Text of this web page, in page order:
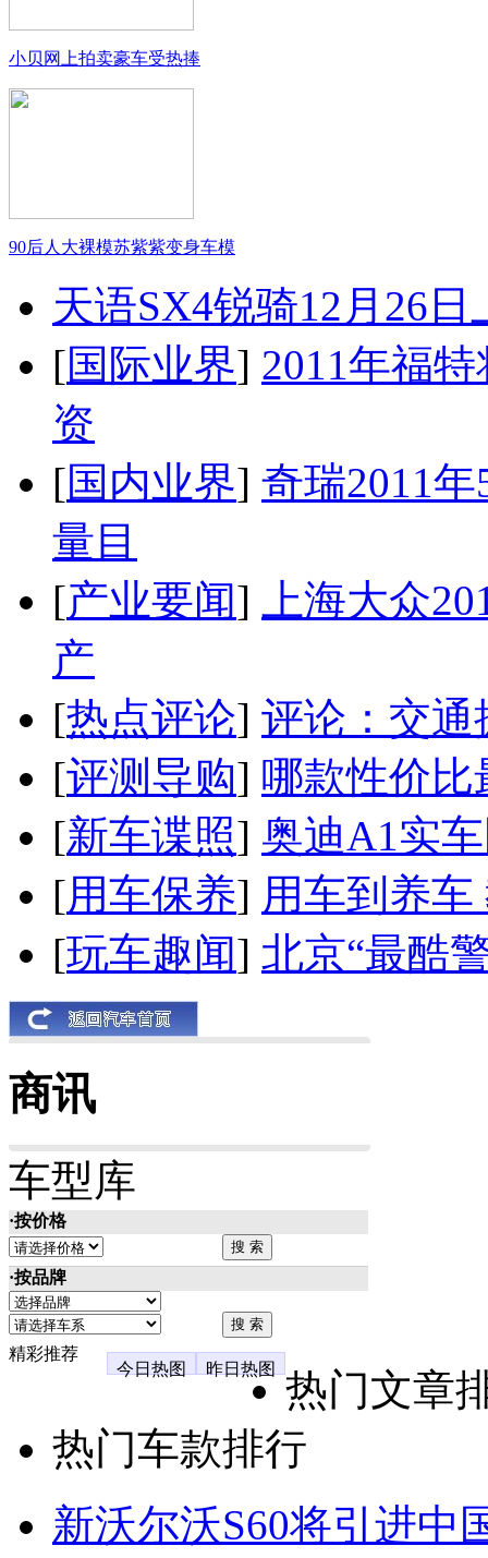
小贝网上拍卖豪车受热捧
90后人大裸模苏紫紫变身车模
天语SX4锐骑12月26
[国际业界] 2011年福
资
[国内业界] 奇瑞2011
量目
[产业要闻]
上海大众
产
[热点评论] 评论：交通
[评测导购] 哪款性价比
[新车谍照] 奥迪A1实
[用车保养] 用车到养
[玩车趣闻] 北京“最酷
商讯
车型库
·按价格
·按品牌
精彩推荐
今日热图
昨日热图
热门文章
热门车款排行
新沃尔沃S60将引进中